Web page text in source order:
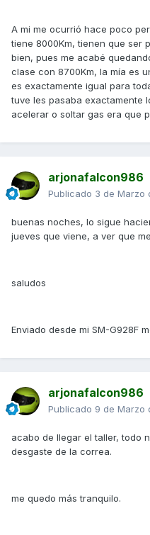
A mi me ocurrió hace poco
tiene 8000Km, tienen que ser
bien, pues me acabé
clase con 8700Km, la mía es
es exactamente igual para
tuve les pasaba exactamente
acelerar o soltar gas era que
arjonafalcon986
Publicado 3 de Marzo
buenas noches, lo sigue
jueves que viene, a ver que
saludos
Enviado desde mi SM-G928F
arjonafalcon986
Publicado 9 de Marzo
acabo de llegar el taller, todo
desgaste de la correa.
me quedo más tranquilo.